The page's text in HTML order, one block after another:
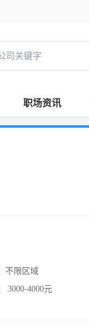
职场资讯
不限区域
3000-4000元